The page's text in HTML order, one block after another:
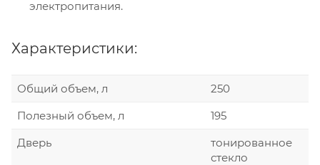
электропитания.
Характеристики:
Общий объем, л
250
Полезный объем, л
195
Дверь
тонированное
стекло